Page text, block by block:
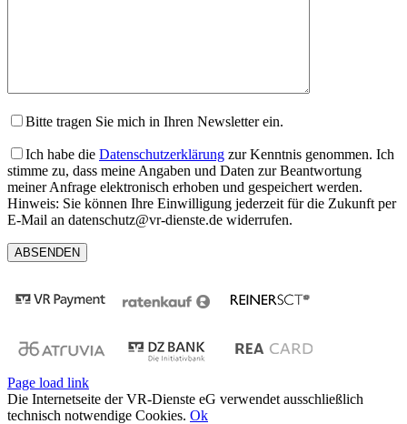
Bitte tragen Sie mich in Ihren Newsletter ein.
Ich habe die Datenschutzerklärung zur Kenntnis genommen. Ich
stimme zu, dass meine Angaben und Daten zur Beantwortung
meiner Anfrage elektronisch erhoben und gespeichert werden.
Hinweis: Sie können Ihre Einwilligung jederzeit für die Zukunft per
E-Mail an datenschutz@vr-dienste.de widerrufen.
Page load link
Die Internetseite der VR-Dienste eG verwendet ausschließlich
technisch notwendige Cookies. Ok